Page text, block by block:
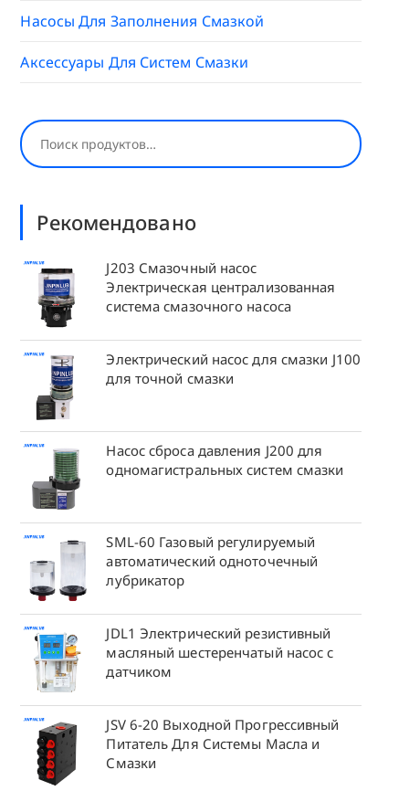
Насосы Для Заполнения Смазкой
Аксессуары Для Систем Смазки
Поиск
Рекомендовано
J203 Смазочный насос
Электрическая централизованная
система смазочного насоса
Электрический насос для смазки J100
для точной смазки
Насос сброса давления J200 для
одномагистральных систем смазки
SML-60 Газовый регулируемый
автоматический одноточечный
лубрикатор
JDL1 Электрический резистивный
масляный шестеренчатый насос с
датчиком
JSV 6-20 Выходной Прогрессивный
Питатель Для Системы Масла и
Смазки